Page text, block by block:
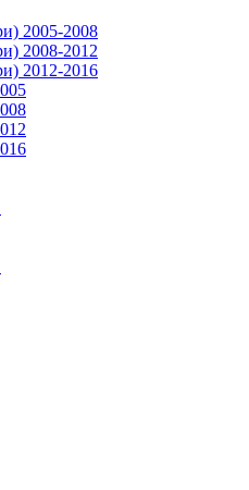
2005-2008
2008-2012
2012-2016